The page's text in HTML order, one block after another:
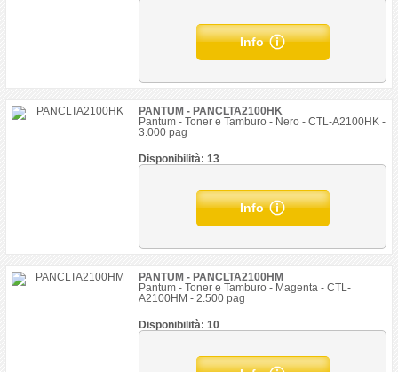
Info
PANTUM - PANCLTA2100HK
Pantum - Toner e Tamburo - Nero - CTL-A2100HK -
3.000 pag
Disponibilità: 13
Info
PANTUM - PANCLTA2100HM
Pantum - Toner e Tamburo - Magenta - CTL-
A2100HM - 2.500 pag
Disponibilità: 10